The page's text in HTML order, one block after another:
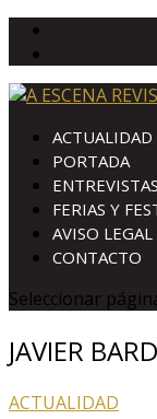
ACTUALIDAD
PORTADA
ENTREVISTAS
FERIAS Y
AVISO LEGAL
CONTACTO
Seleccionar
JAVIER
ACTUALIDAD